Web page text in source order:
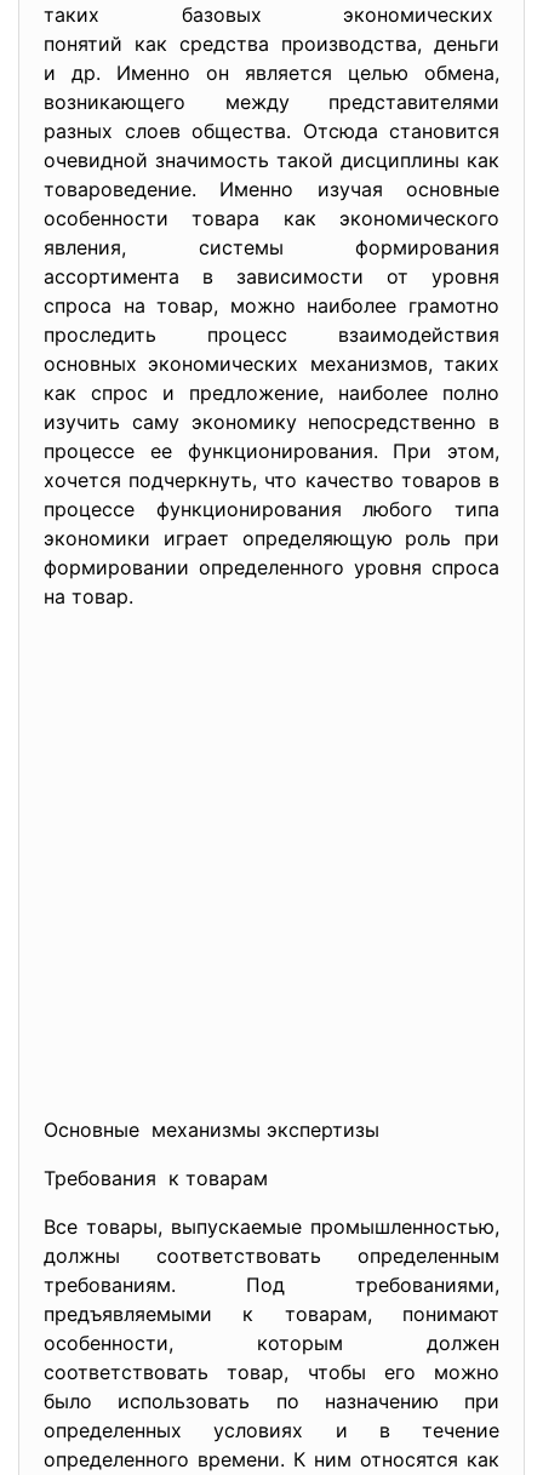
таких базовых экономических
понятий как средства производства, деньги
и др. Именно он является целью обмена,
возникающего между представителями
разных слоев общества. Отсюда становится
очевидной значимость такой дисциплины как
товароведение. Именно изучая основные
особенности товара как экономического
явления, системы формирования
ассортимента в зависимости от уровня
спроса на товар, можно наиболее грамотно
проследить процесс взаимодействия
основных экономических механизмов, таких
как спрос и предложение, наиболее полно
изучить саму экономику непосредственно в
процессе ее функционирования. При этом,
хочется подчеркнуть, что качество товаров в
процессе функционирования любого типа
экономики играет определяющую роль при
формировании определенного уровня спроса
на товар.
Основные механизмы экспертизы
Требования к товарам
Все товары, выпускаемые промышленностью,
должны соответствовать определенным
требованиям. Под требованиями,
предъявляемыми к товарам, понимают
особенности, которым должен
соответствовать товар, чтобы его можно
было использовать по назначению при
определенных условиях и в течение
определенного времени. К ним относятся как